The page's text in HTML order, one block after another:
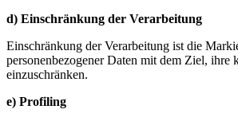
d) Einschränkung der Verarbeitung
Einschränkung der Verarbeitung ist die
personenbezogener Daten mit dem Ziel, ihre
einzuschränken.
e) Profiling